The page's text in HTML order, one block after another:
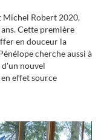
Michel Robert 2020,
Cette première
en douceur la
cherche aussi à
nouvel
effet source